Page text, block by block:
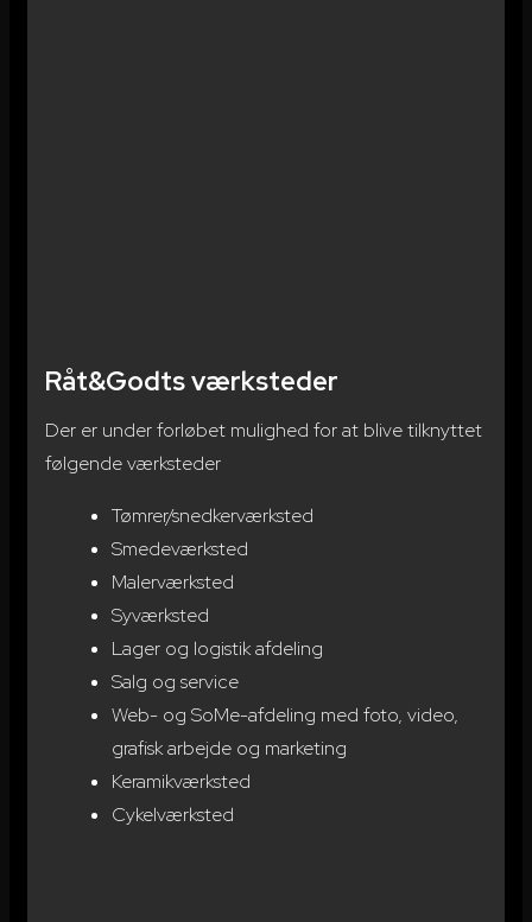
Råt&Godts værksteder
Der er under forløbet mulighed for at blive tilknyttet
følgende værksteder
Tømrer/snedkerværksted
Smedeværksted
Malerværksted
Syværksted
Lager og logistik afdeling
Salg og service
Web- og SoMe-afdeling med foto, video,
grafisk arbejde og marketing
Keramikværksted
Cykelværksted